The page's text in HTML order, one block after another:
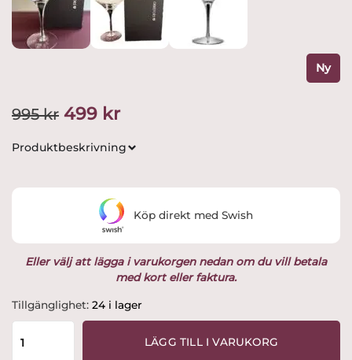
Ny
995kr Det
ursprungliga
995 kr.
499 krDet
nuvarande
är:
499 kr.
Produktbeskrivning
Eller välj att lägga i varukorgen nedan om du vill betala
med kort eller faktura.
Tillgänglighet: 24 i lager
Orrefors
-
Metropol
LÄGG TILL I VARUKORG
Köp direkt med Swish